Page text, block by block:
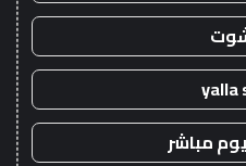
yalla
مباشر